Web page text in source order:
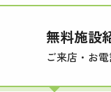
無料施設
ご来店・お